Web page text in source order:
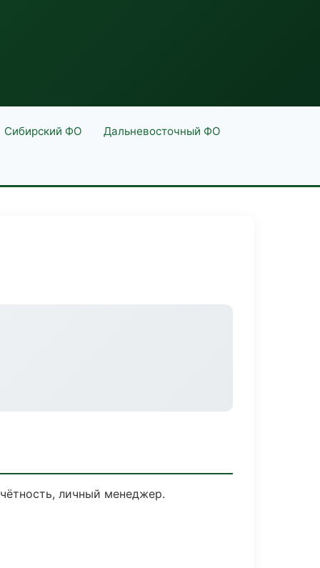
Сибирский ФО Дальневосточный ФО
личный менеджер.